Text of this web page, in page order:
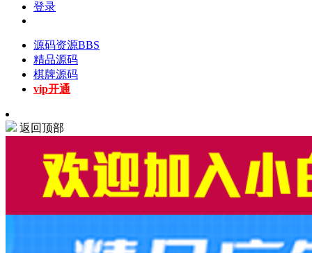
登录
源码资源BBS
精品源码
棋牌源码
vip开通
返回顶部